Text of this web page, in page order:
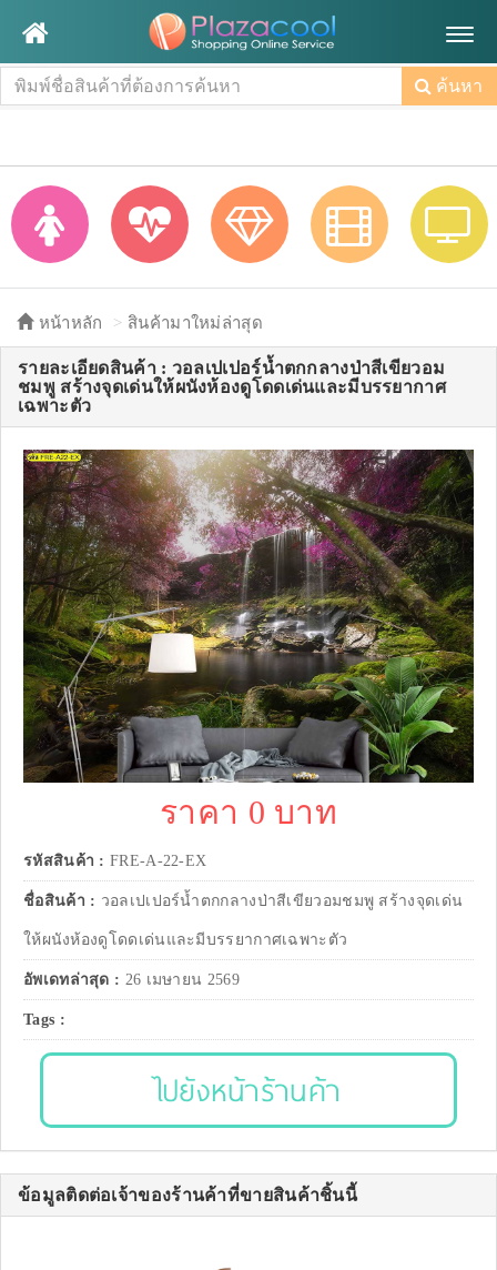
ค้นหา
หน้าหลัก สินค้ามาใหม่ล่าสุด
รายละเอียดสินค้า : วอลเปเปอร์น้ำตกกลางป่าสีเขียวอม
ชมพู สร้างจุดเด่นให้ผนังห้องดูโดดเด่นและมีบรรยากาศ
เฉพาะตัว
ราคา 0 บาท
รหัสสินค้า : FRE-A-22-EX
ชื่อสินค้า : วอลเปเปอร์น้ำตกกลางป่าสีเขียวอมชมพู สร้างจุดเด่น
ให้ผนังห้องดูโดดเด่นและมีบรรยากาศเฉพาะตัว
อัพเดทล่าสุด : 26 เมษายน 2569
Tags :
ไปยังหน้าร้านค้า
ข้อมูลติดต่อเจ้าของร้านค้าที่ขายสินค้าชิ้นนี้